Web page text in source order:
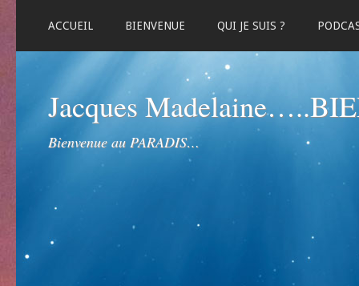
ACCUEIL BIENVENUE QUI JE SUIS ?
Jacques
Bienvenue au PARADIS…